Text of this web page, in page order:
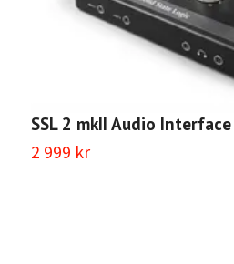
SSL 2 mkII Audio Interface
2 999 kr